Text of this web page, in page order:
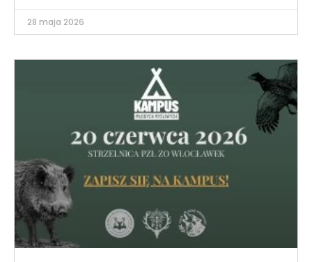
28 maja 2026